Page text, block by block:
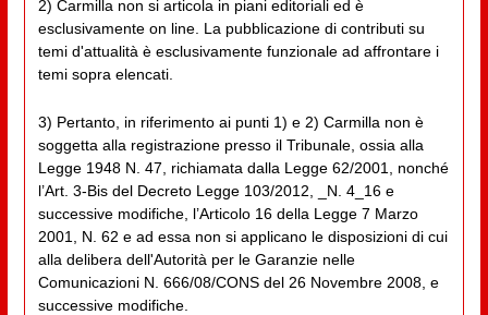
2) Carmilla non si articola in piani editoriali ed è
esclusivamente on line. La pubblicazione di contributi su
temi d'attualità è esclusivamente funzionale ad affrontare i
temi sopra elencati.
3) Pertanto, in riferimento ai punti 1) e 2) Carmilla non è
soggetta alla registrazione presso il Tribunale, ossia alla
Legge 1948 N. 47, richiamata dalla Legge 62/2001, nonché
l’Art. 3-Bis del Decreto Legge 103/2012, _N. 4_16 e
successive modifiche, l’Articolo 16 della Legge 7 Marzo
2001, N. 62 e ad essa non si applicano le disposizioni di cui
alla delibera dell'Autorità per le Garanzie nelle
Comunicazioni N. 666/08/CONS del 26 Novembre 2008, e
successive modifiche.